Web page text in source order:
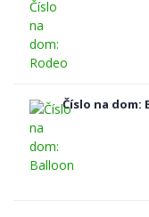
Číslo na dom: